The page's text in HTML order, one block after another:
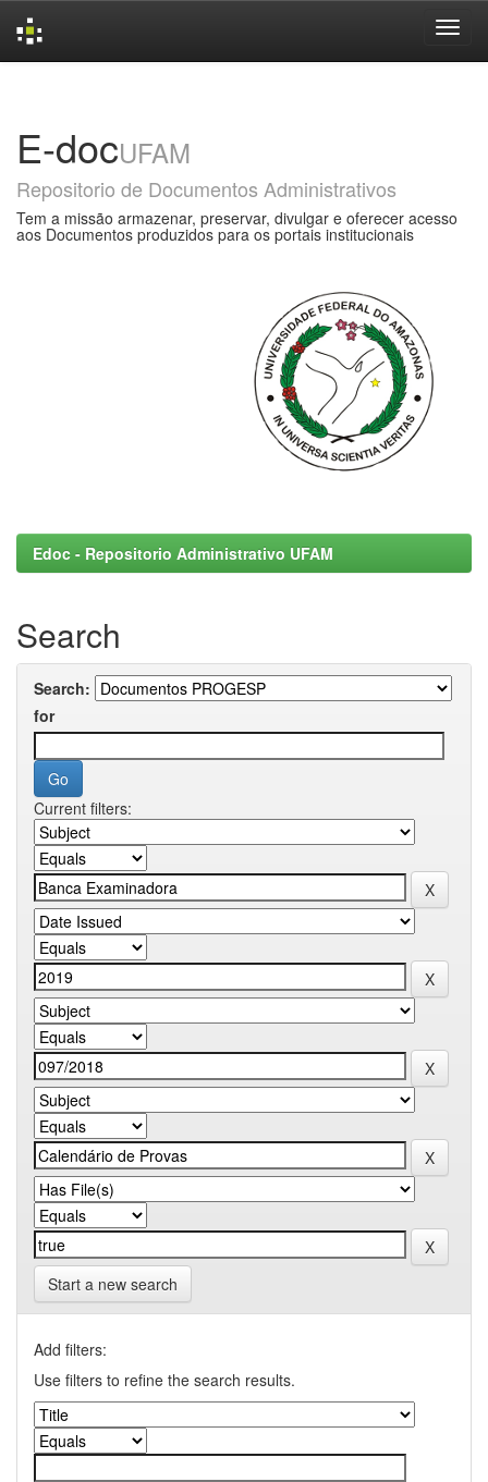
E-docUFAM
Repositorio de Documentos Administrativos
Tem a missão armazenar, preservar, divulgar e oferecer acesso
aos Documentos produzidos para os portais institucionais
Edoc - Repositorio Administrativo UFAM
Search
Search:
for
Current filters:
Start a new search
Add filters:
Use filters to refine the search results.